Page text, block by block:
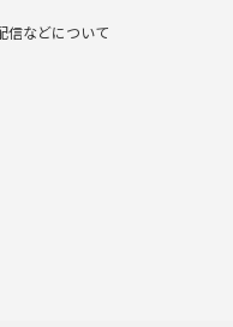
信などについて